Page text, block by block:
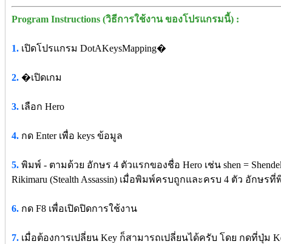
Program Instructions (วิธีการใช้งาน ของโปรแกรมนี้) :
1. เปิดโปรแกรม DotAKeysMapping�
2. �เปิดเกม
3. เลือก Hero
4. กด Enter เพื่อ keys ข้อมูล
5. พิมพ์ - ตามด้วย อักษร 4 ตัวแรกของชื่อ Hero เช่น shen =
Rikimaru (Stealth Assassin) เมื่อพิมพ์ครบถูกและครบ 4 ตัว อักษร
6. กด F8 เพื่อเปิดปิดการใช้งาน
7. เมื่อต้องการเปลี่ยน Key ก็สามารถเปลี่ยนได้ครับ โดย กดที่ปุ่ม